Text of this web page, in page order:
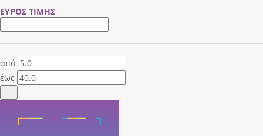
ΕΥΡΟΣ ΤΙΜΗΣ
από
έως